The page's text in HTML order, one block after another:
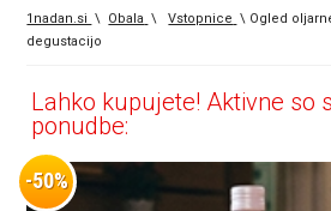
1nadan.si \ Obala \ Vstopnice \ Ogled
degustacijo
Lahko kupujete! Aktivne so
ponudbe:
-50%